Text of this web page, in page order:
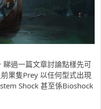
過一篇文章討論點樣先可
果隻Prey 以任何型式出現
Shock 甚至係Bioshock